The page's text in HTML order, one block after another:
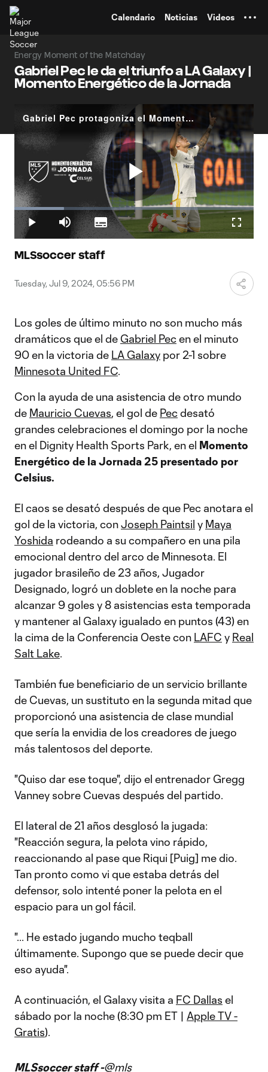
Calendario Noticias Videos
Energy Moment of the Matchday
Gabriel Pec le da el triunfo a LA Galaxy |
Momento Energético de la Jornada
Gabriel Pec protagoniza el Momento Energético de la Jornada 25
Play
Play Mute
Loaded:
20.79%
Subtitles
MLSsoccer staff
Tuesday, Jul 9, 2024, 05:56 PM
Los goles de último minuto no son mucho más
dramáticos que el de Gabriel Pecen el minuto
90 en la victoria de LA Galaxy por 2-1 sobre
Minnesota United FC.
Con la ayuda de una asistencia de otro mundo
de Mauricio Cuevas, el gol de Pecdesató
grandes celebraciones el domingo por la noche
en el Dignity Health Sports Park, en el Momento
Energético de la Jornada 25 presentado por
Celsius.
El caos se desató después de que Pec anotara el
gol de la victoria, conJoseph Paintsil y Maya
Yoshida rodeando a su compañero en una pila
emocional dentro del arco de Minnesota. El
jugador brasileño de 23 años, Jugador
Designado, logró un doblete en la noche para
alcanzar 9 goles y 8 asistencias esta temporada
y mantener al Galaxy igualado en puntos (43) en
la cima de la Conferencia Oeste con LAFC y Real
Salt Lake.
También fue beneficiario de un servicio brillante
de Cuevas, un sustituto en la segunda mitad que
proporcionó una asistencia de clase mundial
que sería la envidia de los creadores de juego
más talentosos del deporte.
"Quiso dar ese toque", dijo el entrenador Gregg
Vanney sobre Cuevas después del partido.
El lateral de 21 años desglosó la jugada:
"Reacción segura, la pelota vino rápido,
reaccionando al pase que Riqui [Puig] me dio.
Tan pronto como vi que estaba detrás del
defensor, solo intenté poner la pelota en el
espacio para un gol fácil.
"... He estado jugando mucho teqball
últimamente. Supongo que se puede decir que
eso ayuda".
A continuación, el Galaxy visita a FC Dallas el
sábado por la noche (8:30 pm ET | Apple TV -
Gratis).
MLSsoccer staff -@mls